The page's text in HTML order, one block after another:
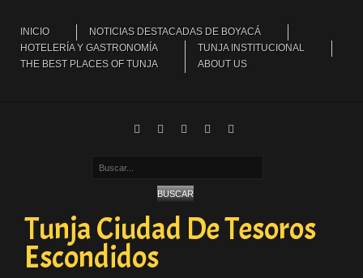
INICIO
NOTICIAS DESTACADAS DE BOYACÁ
HOTELERÍA Y GASTRONOMÍA
TUNJA INSTITUCIONAL
THE BEST PLACES OF TUNJA
ABOUT US
Buscar...
BUSCAR
Tunja Ciudad De Tesoros
Escondidos